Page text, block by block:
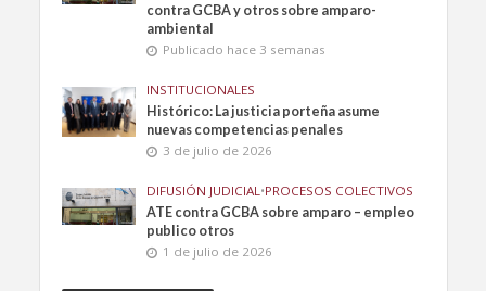
contra GCBA y otros sobre amparo-
ambiental
Publicado hace 3 semanas
INSTITUCIONALES
Histórico: La justicia porteña asume
nuevas competencias penales
3 de julio de 2026
DIFUSIÓN JUDICIAL •PROCESOS COLECTIVOS
ATE contra GCBA sobre amparo – empleo
publico otros
1 de julio de 2026